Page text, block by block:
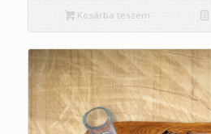
Kosárba teszem